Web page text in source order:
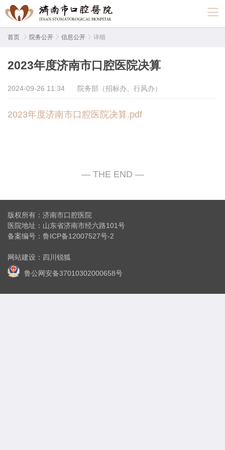
首页  院务公开  信息公开  详细
2023年度济南市口腔医院决算
2024-09-26 11:34 院务部（招标办、行风办）
2023年度济南市口腔医院决算.pdf
版权所有：济南市口腔医院
医院地址：山东省济南市经六路101号
备案编号： 鲁ICP备12007527号-2
网站建设 ： 四川锐狐
鲁公网安备37010302000658号